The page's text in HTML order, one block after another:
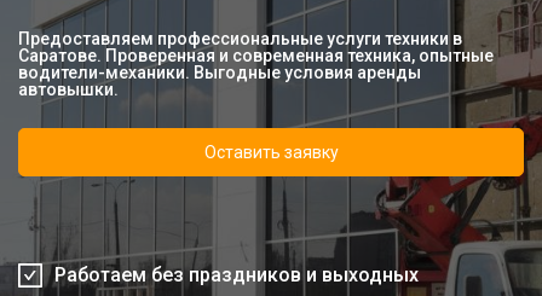
Предоставляем профессиональные услуги техники в
Саратове. Проверенная и современная техника, опытные
водители-механики. Выгодные условия аренды
автовышки.
Оставить заявку
Работаем без праздников и выходных